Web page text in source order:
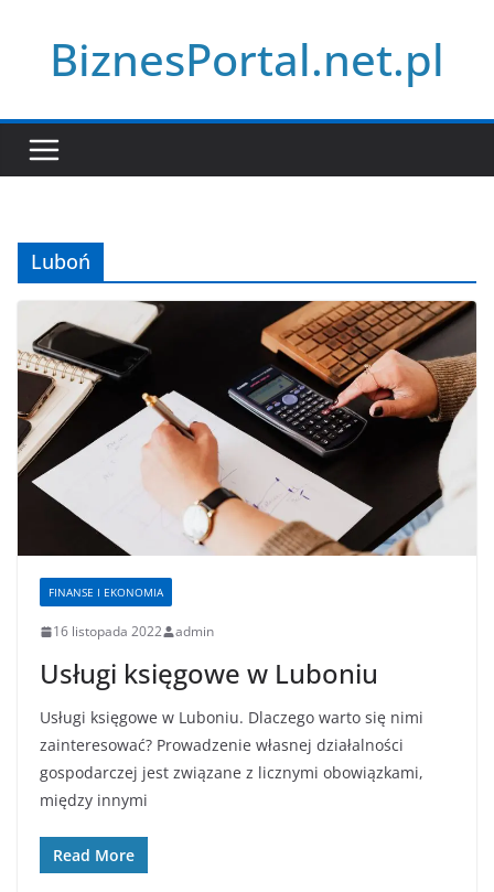
BiznesPortal.net.pl
Luboń
FINANSE I EKONOMIA
16 listopada 2022 admin
Usługi księgowe w Luboniu
Usługi księgowe w Luboniu. Dlaczego warto się nimi
zainteresować? Prowadzenie własnej działalności
gospodarczej jest związane z licznymi obowiązkami,
między innymi
Read More